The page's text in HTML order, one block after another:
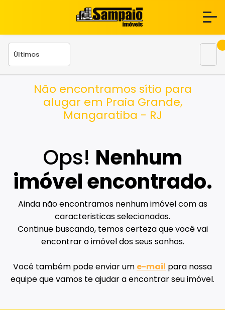
Não encontramos sítio para
alugar em Praia Grande,
Mangaratiba - RJ
Ops! Nenhum
imóvel encontrado.
Ainda não encontramos nenhum imóvel com as
caracteristicas selecionadas.
Continue buscando, temos certeza que você vai
encontrar o imóvel dos seus sonhos.
Você também pode enviar um e-mail para nossa
equipe que vamos te ajudar a encontrar seu imóvel.